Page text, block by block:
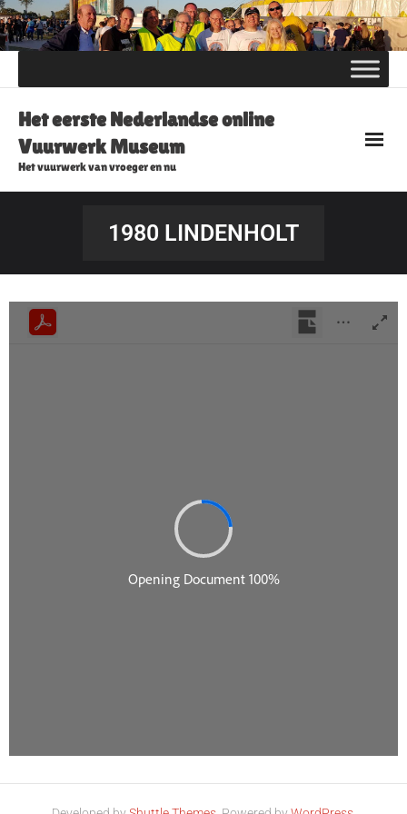
Skip
to
Het eerste Nederlandse online
Vuurwerk Museum
Het vuurwerk van vroeger en nu
1980 LINDENHOLT